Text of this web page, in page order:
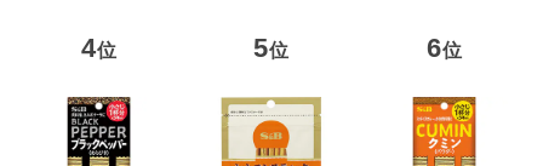
4位 5位 6位